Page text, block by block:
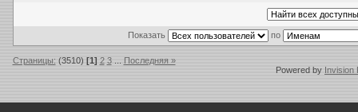
Показать по
Страницы: (3510) [1] 2 3...
Последняя »
Powered by Invision